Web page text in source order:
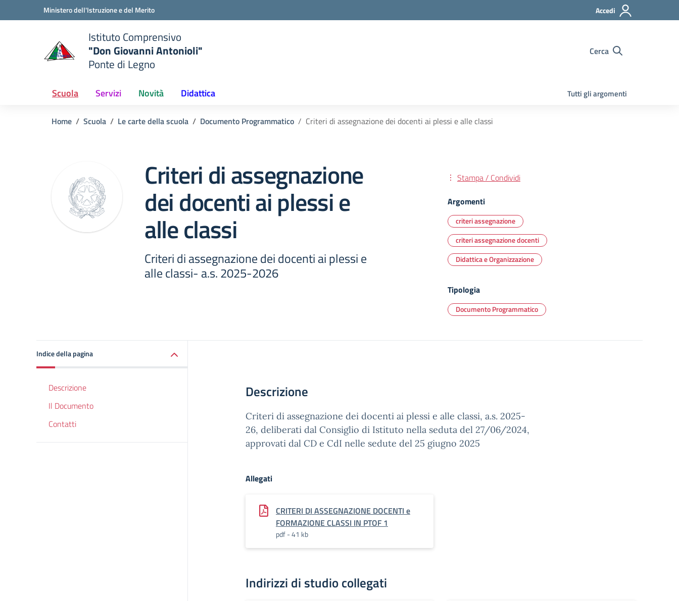
Vai ai contenuti
Vai al menu di navigazioneMinistero dell'Istruzione e del Merito Accedi
scuola
Istituto Comprensivo
"Don Giovanni Antonioli"
Ponte di Legno
Cerca
Scuola Servizi Novità Didattica Tutti gli argomenti
Home Scuola Le carte della scuola Documento Programmatico Criteri di assegnazione dei docenti ai plessi e alle classi
Criteri di assegnazione
dei docenti ai plessi e
alle classi
Criteri di assegnazione dei docenti ai plessi e
alle classi- a.s. 2025-2026
Stampa / Condividi
Argomenti
criteri assegnazione
criteri assegnazione docenti
Didattica e Organizzazione
Tipologia
Documento Programmatico
Indice della pagina
Descrizione
Il Documento
Contatti
Descrizione
Criteri di assegnazione dei docenti ai plessi e alle classi, a.s. 2025-
26, deliberati dal Consiglio di Istituto nella seduta del 27/06/2024,
approvati dal CD e CdI nelle sedute del 25 giugno 2025
Allegati
CRITERI DI ASSEGNAZIONE DOCENTI e
FORMAZIONE CLASSI IN PTOF 1
pdf - 41 kb
Indirizzi di studio collegati